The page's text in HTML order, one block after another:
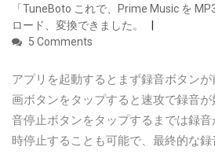
「TuneBoto これで、Prime Music を
ロード、変換できました。
5 Comments
アプリを起動するとまず録音ボタン
画ボタンをタップすると速攻で録音
音停止ボタンをタップするまでは録
時停止することも可能で、最終的な録